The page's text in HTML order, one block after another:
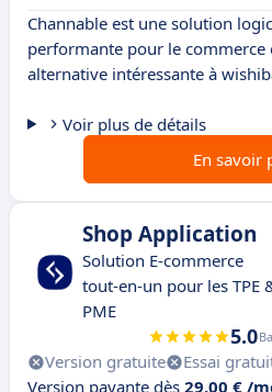
Channable est une solution
performante pour le
alternative intéressante à
Voir plus de détails
En savoir
Shop Application
Solution E-commerce
tout-en-un pour les TPE
PME
5.0
Version gratuite Essai
Version payante dès 29,00 € /